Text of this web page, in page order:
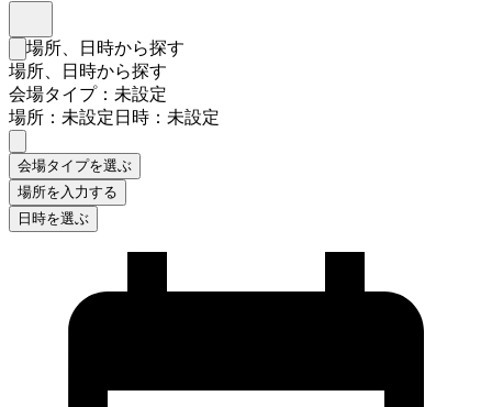
検索フォームを閉じる
場所、日時から探す
場所、日時から探す
会場タイプ：未設定
場所：未設定日時：未設定
会場タイプを選ぶ
場所を入力する
日時を選ぶ